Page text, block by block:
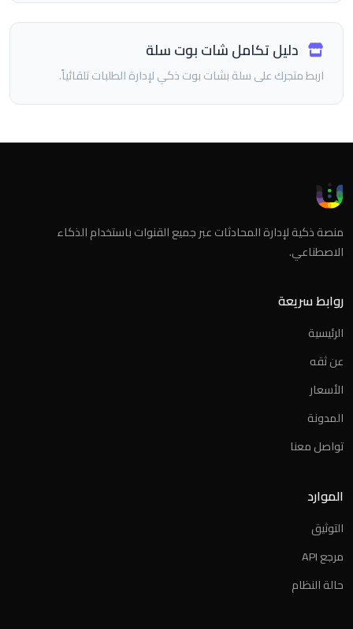
دليل تكامل شات بوت سلة
اربط متجرك على سلة بشات بوت ذكي لإدارة الطلبات تلقائياً.
منصة ذكية لإدارة المحادثات عبر جميع القنوات باستخدام الذكاء
الاصطناعي.
روابط سريعة
الرئيسية
عن ثقه
الأسعار
المدونة
تواصل معنا
الموارد
التوثيق
مرجع API
حالة النظام